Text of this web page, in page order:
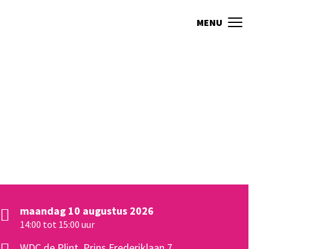
MENU
maandag 10 augustus 2026
14:00 tot 15:00 uur